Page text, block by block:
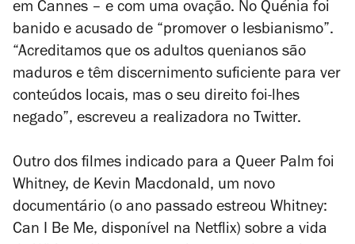
em Cannes – e com uma ovação. No Quénia foi
banido e acusado de “promover o lesbianismo”.
“Acreditamos que os adultos quenianos são
maduros e têm discernimento suficiente para ver
conteúdos locais, mas o seu direito foi-lhes
negado”, escreveu a realizadora no Twitter.
Outro dos filmes indicado para a Queer Palm foi
Whitney, de Kevin Macdonald, um novo
documentário (o ano passado estreou Whitney:
Can I Be Me, disponível na Netflix) sobre a vida